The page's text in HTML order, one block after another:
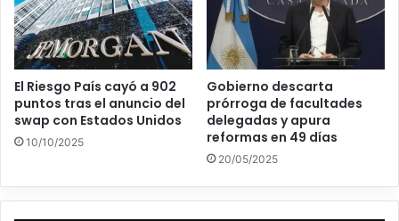
El Riesgo País cayó a 902
puntos tras el anuncio del
swap con Estados Unidos
10/10/2025
Gobierno descarta
prórroga de facultades
delegadas y apura
reformas en 49 días
20/05/2025